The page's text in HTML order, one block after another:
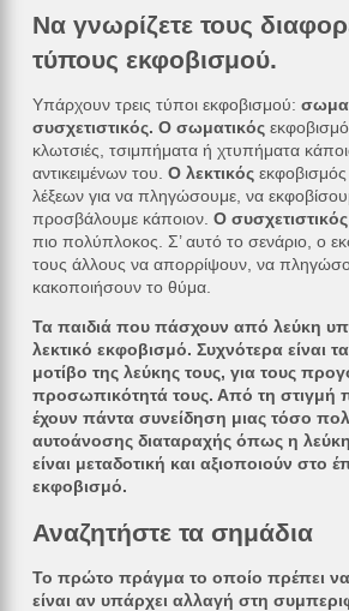
Να γνωρίζετε τους
τύπους εκφοβισμού.
Υπάρχουν τρεις τύποι εκφοβισμού:
συσχετιστικός. Ο σωματικός
κλωτσιές, τσιμπήματα ή χτυπήματα
αντικειμένων του. Ο λεκτικόςεκφοβισμός
λέξεων για να πληγώσουμε, να
προσβάλουμε κάποιον. Ο συσχετιστικός
πιο πολύπλοκος. Σ’ αυτό το σενάριο, ο
τους άλλους να απορρίψουν, να
κακοποιήσουν το θύμα.
Τα παιδιά που πάσχουν από λεύκη
λεκτικό εκφοβισμό. Συχνότερα είναι
μοτίβο της λεύκης τους, για τους
προσωπικότητά τους. Από τη στιγμή
έχουν πάντα συνείδηση μιας τόσο
αυτοάνοσης διαταραχής όπως η
είναι μεταδοτική και αξιοποιούν στο
εκφοβισμό.
Αναζητήστε τα σημάδια
Το πρώτο πράγμα το οποίο πρέπει
είναι αν υπάρχει αλλαγή στη